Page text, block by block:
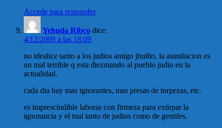
Accede para responder
Yehuda Ribco dice:
4/12/2009 a las 18:09
no idealice tanto a los judios amigo jhuñio, la asimilacion es
un mal terrible q esta diezmando al pueblo judio en la
actualidad.
cada dia hay mas ignorantes, mas presas de torpezas, etc.
es imprescindible laborar con firmeza para extirpar la
ignorancia y el mal tanto de judios como de gentiles.